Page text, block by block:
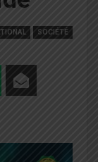
SOCIÉTÉ